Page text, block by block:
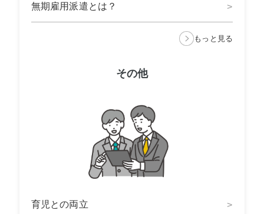
無期雇用派遣とは？
もっと見る
その他
育児との両立